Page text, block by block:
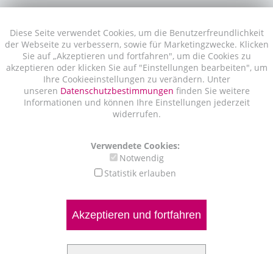
Diese Seite verwendet Cookies, um die Benutzerfreundlichkeit
der Webseite zu verbessern, sowie für Marketingzwecke. Klicken
Sie auf „Akzeptieren und fortfahren", um die Cookies zu
akzeptieren oder klicken Sie auf "Einstellungen bearbeiten", um
Ihre Cookieeinstellungen zu verändern. Unter
unseren Datenschutzbestimmungen finden Sie weitere
Informationen und können Ihre Einstellungen jederzeit
widerrufen.
Verwendete Cookies:
Notwendig
Statistik erlauben
Akzeptieren und fortfahren